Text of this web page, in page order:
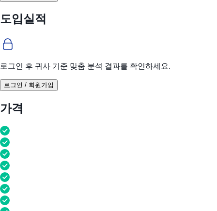
도입실적
로그인 후 귀사 기준 맞춤 분석 결과를 확인하세요.
로그인 / 회원가입
가격